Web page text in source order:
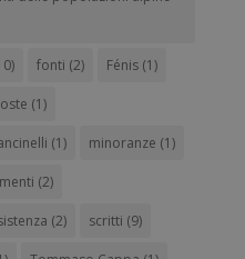
fonti (2) Fénis(1)
(1)
(1) minoranze (1)
(2)
(2) scritti (9)